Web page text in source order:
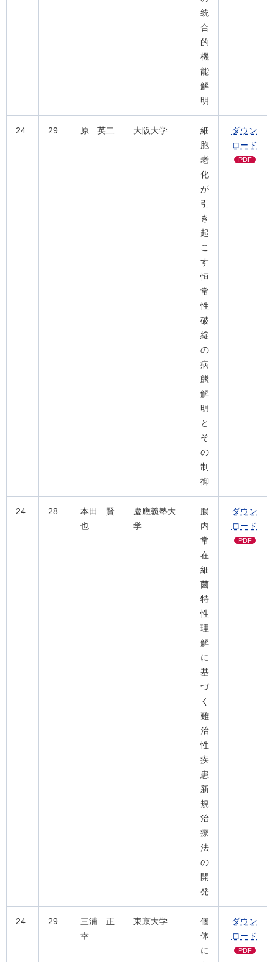
統
合
的
機
能
解
明
24 29 原 英二 大阪大学
細
胞
老
化
が
引
き
起
こ
す
恒
常
性
破
綻
の
病
態
解
明
と
そ
の
制
御
ダウン
ロード
PDF
24 28
本田 賢
也
慶應義塾大
学
腸
内
常
在
細
菌
特
性
理
解
に
基
づ
く
難
治
性
疾
患
新
規
治
療
法
の
開
発
ダウン
ロード
PDF
24 29
三浦 正
幸
東京大学
個
体
に
ダウン
ロード
PDF